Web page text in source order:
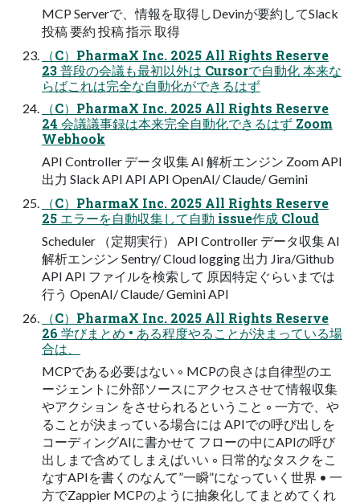
MCP Serverで、情報を取得しDevinが要約してSlack
投稿 要約 投稿 指示 取得
（C）PharmaX Inc. 2025 All Rights Reserve
23 普段の会議も最初以外は Cursorで自動化 本来な
らばこれは完全な自動化ができるはず
（C）PharmaX Inc. 2025 All Rights Reserve
24 会議議事録は本来完全自動化できるはず Zoom
Webhook
API Controller データ収集 AI 解析エンジン Zoom API
出力 Slack API API API OpenAI/ Claude/ Gemini
（C）PharmaX Inc. 2025 All Rights Reserve
25 エラーを自動収集して自動 issue作成 Cloud
Scheduler （定期実行） API Controller データ収集 AI
解析エンジン Sentry/ Cloud logging 出力 Jira/Github
API API ファイルを検索して 原因特定ぐらいまでは
行う OpenAI/ Claude/ Gemini API
（C）PharmaX Inc. 2025 All Rights Reserve
26 学びまとめ • ある程度やることが決まっている場
合は、
MCPである必要はない ◦ MCPの良さは自律型のエ
ージェントに外部ソースにアクセスさせて情報収集
やアクション をさせられるということ ◦ 一方で、や
ることが決まっている場合には APIでの呼び出しを
コーディングAIに書かせて フローの中にAPIの呼び
出しまで含めてしまえばいい ◦ 日常的なタスクをこ
なすAPIを書くのなんて”一瞬”になっていく世界 • 一
方でZappier MCPのように抽象化してまとめてくれ